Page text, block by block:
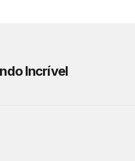
Incrível